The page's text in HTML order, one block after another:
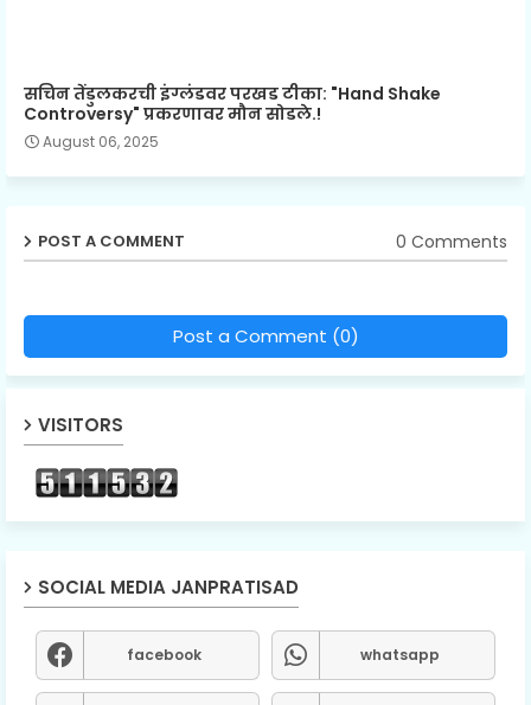
सचिन तेंडुलकरची इंग्लंडवर परखड टीका: "Hand Shake
Controversy" प्रकरणावर मौन सोडले.!
August 06, 2025
POST A COMMENT 0 Comments
Post a Comment (0)
VISITORS
SOCIAL MEDIA JANPRATISAD
facebook whatsapp